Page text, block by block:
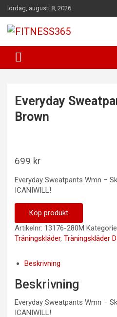
Hoppa
till
innehåll
lördag, augusti 8, 2026
FITNESS365
Everyday
Brown
699 kr
Everyday Sweatpants Wmn –
ICANIWILL!
Köp produkt
Artikelnr: 13176-280M
Träningskläder, Träningskläder
Beskrivning
Beskrivning
Everyday Sweatpants Wmn –
ICANIWILL!